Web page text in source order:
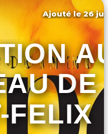
Ajouté le 26
DE
FELIX